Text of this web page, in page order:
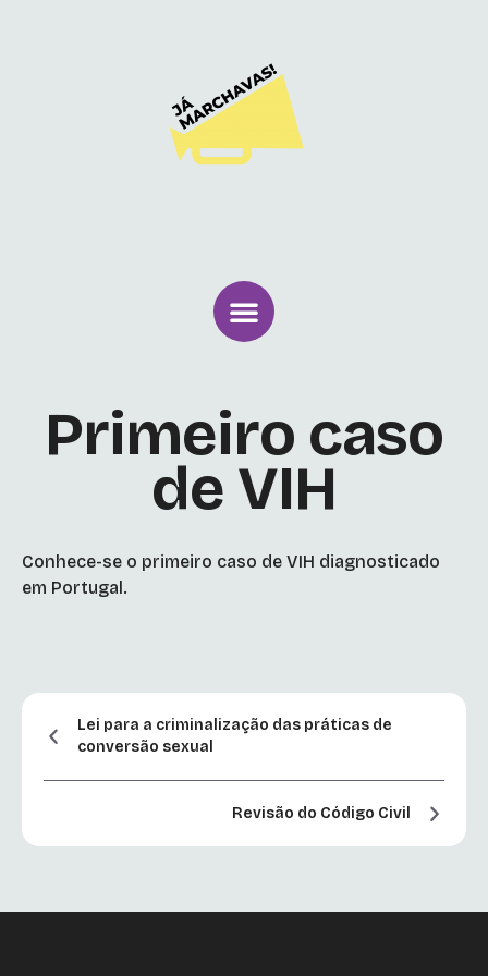
Primeiro caso
de VIH
Conhece-se o primeiro caso de VIH diagnosticado
em Portugal.
Lei para a criminalização das práticas de
conversão sexual
Revisão do Código Civil